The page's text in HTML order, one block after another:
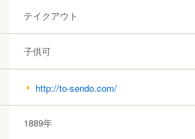
テイクアウト
子供可
http://to-sendo.com/
1889年